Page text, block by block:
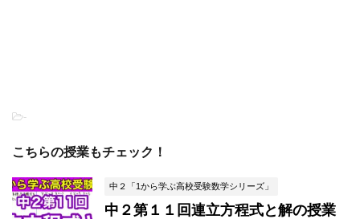
-
こちらの授業もチェック！
中２「1から学ぶ高校受験数学シリーズ」
中２第１１回連立方程式と解の授業